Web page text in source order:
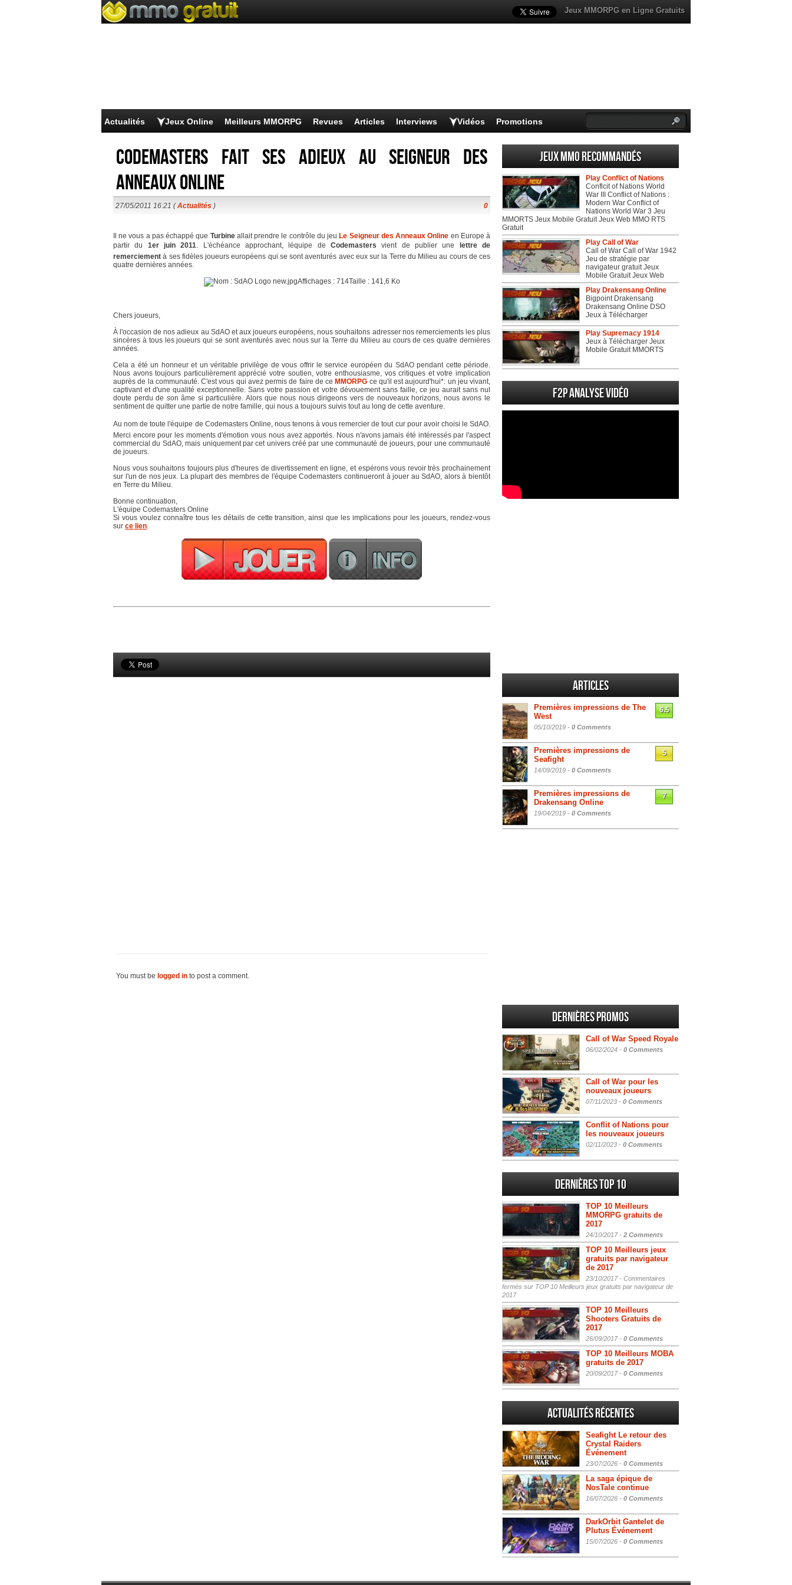
Jeux MMORPG en Ligne Gratuits
Actualités Jeux Online Meilleurs MMORPG Revues Articles Interviews Vidéos Promotions
Codemasters fait ses adieux au Seigneur des
Anneaux Online
27/05/2011 16:21 (Actualités ) 0
Il ne vous a pas échappé que Turbineallait prendre le contrôle du jeu Le Seigneur des Anneaux Online en Europe à
partir du 1er juin 2011. L'échéance approchant, léquipe deCodemasters vient de publier une
lettre de
remerciement à ses fidèles joueurs européens qui se sont aventurés avec eux sur la Terre du Milieu au cours de ces
quatre dernières années.
Chers joueurs,
À l'occasion de nos adieux au SdAO et aux joueurs européens, nous souhaitons adresser nos remerciements les plus
sincères à tous les joueurs qui se sont aventurés avec nous sur la Terre du Milieu au cours de ces quatre dernières
années.
Cela a été un honneur et un véritable privilège de vous offrir le service européen du SdAO pendant cette période.
Nous avons toujours particulièrement apprécié votre soutien, votre enthousiasme, vos critiques et votre implication
auprès de la communauté. C'est vous qui avez permis de faire de ce MMORPG ce qu'il est aujourd'hui*: un jeu vivant,
captivant et d'une qualité exceptionnelle. Sans votre passion et votre dévouement sans faille, ce jeu aurait sans nul
doute perdu de son âme si particulière. Alors que nous nous dirigeons vers de nouveaux horizons, nous avons le
sentiment de quitter une partie de notre famille, qui nous a toujours suivis tout au long de cette aventure.
Au nom de toute l'équipe de Codemasters Online, nous tenons à vous remercier de tout cur pour avoir choisi le SdAO.
Merci encore pour les moments d'émotion vous nous avez apportés. Nous n'avons jamais été intéressés par l'aspect
commercial du SdAO, mais uniquement par cet univers créé par une communauté de joueurs, pour une communauté
de joueurs.
Nous vous souhaitons toujours plus d'heures de divertissement en ligne, et espérons vous revoir très prochainement
sur l'un de nos jeux. La plupart des membres de l'équipe Codemasters continueront à jouer au SdAO, alors à bientôt
en Terre du Milieu.
Bonne continuation,
L'équipe Codemasters Online
Si vous voulez connaître tous les détails de cette transition, ainsi que les implications pour les joueurs, rendez-vous
sur ce lien.
You must be logged in to post a comment.
Jeux MMO recommandés
Play Conflict of Nations
Conflcit of Nations World
War III Conflict of Nations :
Modern War Conflict of
Nations World War 3 Jeu
MMORTS Jeux Mobile Gratuit Jeux Web MMO RTS
Gratuit
Play Call of War
Call of War Call of War 1942
Jeu de stratégie par
navigateur gratuit Jeux
Mobile Gratuit Jeux Web
Play Drakensang Online
Bigpoint Drakensang
Drakensang Online DSO
Jeux à Télécharger
Play Supremacy 1914
Jeux à Télécharger Jeux
Mobile Gratuit MMORTS
F2P Analyse vidéo
Articles
Premières impressions de The
West
05/10/2019 - 0 Comments
6.5
Premières impressions de
Seafight
14/09/2019 - 0 Comments
5
Premières impressions de
Drakensang Online
19/04/2019 - 0 Comments
7
Dernières promos
Call of War Speed Royale
06/02/2024 - 0 Comments
Call of War pour les
nouveaux joueurs
07/11/2023 - 0 Comments
Conflit of Nations pour
les nouveaux joueurs
02/11/2023 - 0 Comments
Dernières Top 10
TOP 10 Meilleurs
MMORPG gratuits de
2017
24/10/2017 - 2 Comments
TOP 10 Meilleurs jeux
gratuits par navigateur
de 2017
23/10/2017 - Commentaires
fermés sur TOP 10 Meilleurs jeux gratuits par navigateur de
2017
TOP 10 Meilleurs
Shooters Gratuits de
2017
26/09/2017 - 0 Comments
TOP 10 Meilleurs MOBA
gratuits de 2017
20/09/2017 - 0 Comments
Actualités Récentes
Seafight Le retour des
Crystal Raiders
Événement
23/07/2026 - 0 Comments
La saga épique de
NosTale continue
16/07/2026 - 0 Comments
DarkOrbit Gantelet de
Plutus Événement
15/07/2026 - 0 Comments